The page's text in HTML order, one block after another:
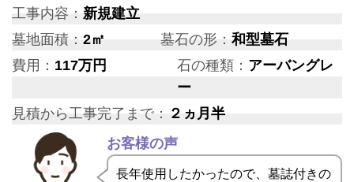
工事内容： 新規建立
墓地面積： 2㎡ 墓石の形：和型墓石
費用： 117万円 石の種類： アーバングレ
ー
見積から工事完了まで： ２ヵ月半
お客様の声
長年使用したかったので、墓誌付きの